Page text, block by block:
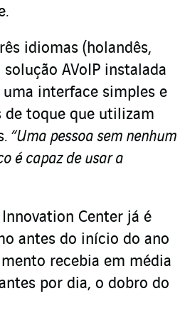
.
idiomas (holandês,
AVoIP instalada
uma interface simples e
toque que utilizam
. “Uma pessoa sem nenhum
é capaz de usar a
Center já é
antes do início do ano
recebia em média
por dia, o dobro do